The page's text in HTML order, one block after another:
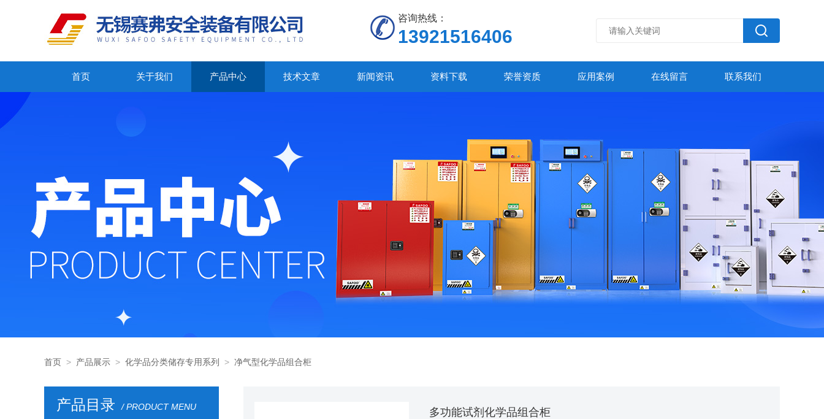
咨询热线：
13921516406
首页 关于我们 产品中心 技术文章 新闻资讯 资料下载 荣誉资质 应用案例 在线留言 联系我们
首页 > 产品展示 > 化学品分类储存专用系列 > 净气型化学品组合柜
产品目录 / PRODUCT MENU 多功能试剂化学品组合柜